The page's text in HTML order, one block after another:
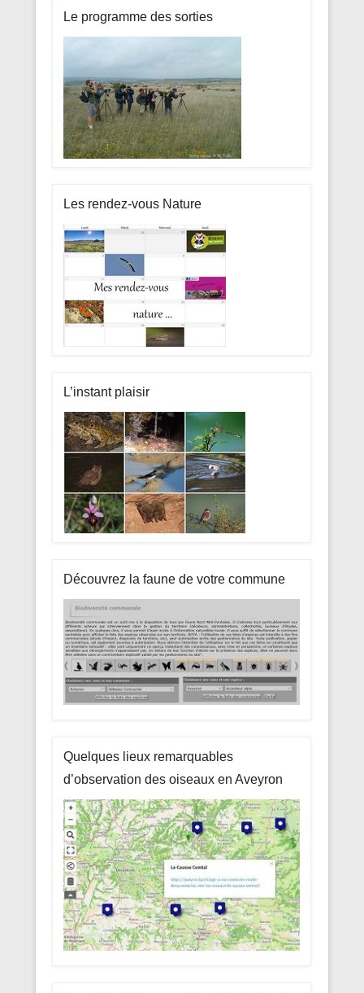
Le programme des sorties
Les rendez-vous Nature
L’instant plaisir
Découvrez la faune de votre commune
Quelques lieux remarquables
d’observation des oiseaux en Aveyron